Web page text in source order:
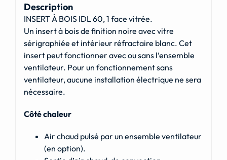
Description
INSERT À BOIS IDL 60, 1 face vitrée.
Un insert à bois de finition noire avec vitre
sérigraphiée et intérieur réfractaire blanc. Cet
insert peut fonctionner avec ou sans l’ensemble
ventilateur. Pour un fonctionnement sans
ventilateur, aucune installation électrique ne sera
nécessaire.
Côté chaleur
Air chaud pulsé par un ensemble ventilateur
(en option).